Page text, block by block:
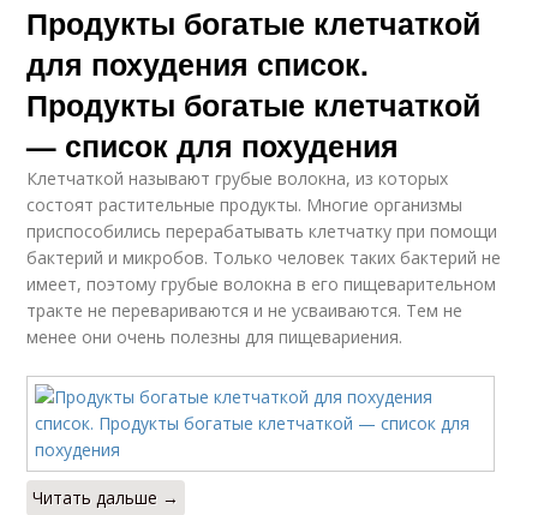
Продукты богатые клетчаткой
для похудения список.
Продукты богатые клетчаткой
— список для похудения
Клетчаткой называют грубые волокна, из которых
состоят растительные продукты. Многие организмы
приспособились перерабатывать клетчатку при помощи
бактерий и микробов. Только человек таких бактерий не
имеет, поэтому грубые волокна в его пищеварительном
тракте не перевариваются и не усваиваются. Тем не
менее они очень полезны для пищевариения.
Читать дальше →